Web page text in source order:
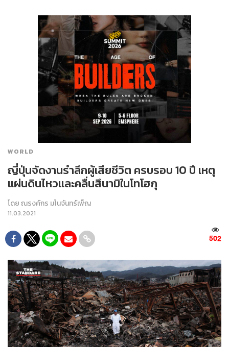
WORLD
ญี่ปุ่นจัดงานรำลึกผู้เสียชีวิต ครบรอบ 10 ปี เหตุ
แผ่นดินไหวและคลื่นสึนามิในโทโฮกุ
โดยณรงค์กร มโนจันทร์เพ็ญ
11.03.2021
502